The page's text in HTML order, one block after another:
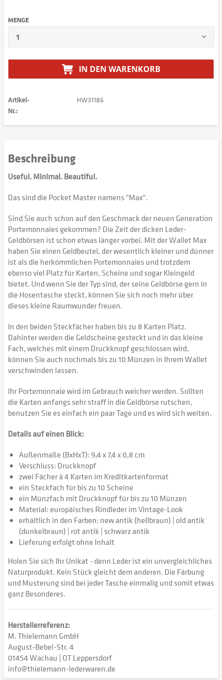
MENGE
IN DEN WARENKORB
Artikel-
Nr.:
HW31186
Beschreibung
Useful. Minimal. Beautiful.
Das sind die Pocket Master namens "Max".
Sind Sie auch schon auf den Geschmack der neuen Generation
Portemonnaies gekommen? Die Zeit der dicken Leder-
Geldbörsen ist schon etwas länger vorbei. Mit der Wallet Max
haben Sie einen Geldbeutel, der wesentlich kleiner und dünner
ist als die herkömmlichen Portemonnaies und trotzdem
ebenso viel Platz für Karten, Scheine und sogar Kleingeld
bietet. Und wenn Sie der Typ sind, der seine Geldbörse gern in
die Hosentasche steckt, können Sie sich noch mehr über
dieses kleine Raumwunder freuen.
In den beiden Steckfächer haben bis zu 8 Karten Platz.
Dahinter werden die Geldscheine gesteckt und in das kleine
Fach, welches mit einem Druckknopf geschlossen wird,
können Sie auch nochmals bis zu 10 Münzen in Ihrem Wallet
verschwinden lassen.
Ihr Portemonnaie wird im Gebrauch weicher werden. Sollten
die Karten anfangs sehr straff in die Geldbörse rutschen,
benutzen Sie es einfach ein paar Tage und es wird sich weiten.
Details auf einen Blick:
Außenmaße (BxHxT): 9,4 x 7,4 x 0,8 cm
Verschluss: Druckknopf
zwei Fächer à 4 Karten im Kreditkartenformat
ein Steckfach für bis zu 10 Scheine
ein Münzfach mit Druckknopf für bis zu 10 Münzen
Material: europäisches Rindleder im Vintage-Look
erhältlich in den Farben: new antik (hellbraun) | old antik
(dunkelbraun) | rot antik | schwarz antik
Lieferung erfolgt ohne Inhalt
Holen Sie sich Ihr Unikat - denn Leder ist ein unvergleichliches
Naturprodukt. Kein Stück gleicht dem anderen. Die Färbung
und Musterung sind bei jeder Tasche einmalig und somit etwas
ganz Besonderes.
Herstellerreferenz:
M. Thielemann GmbH
August-Bebel-Str. 4
01454 Wachau | OT Leppersdorf
info@thielemann-lederwaren.de